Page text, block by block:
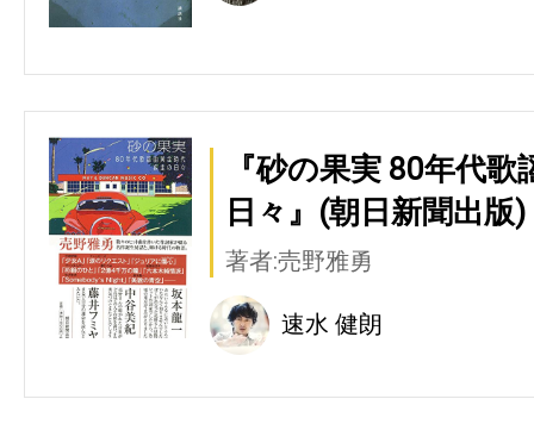
『砂の果実 80年代
日々』(朝日新聞出版)
著者:売野雅勇
速水 健朗